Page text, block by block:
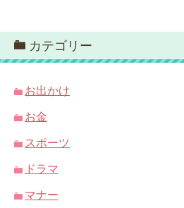
カテゴリー
お出かけ
お金
スポーツ
ドラマ
マナー